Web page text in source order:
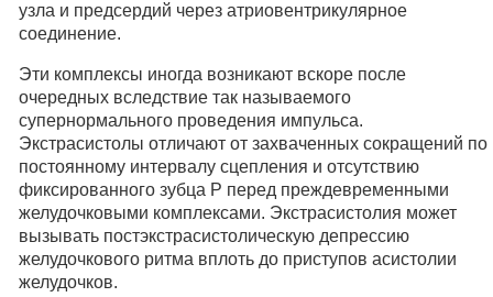
узла и предсердий через атриовентрикулярное
соединение.
Эти комплексы иногда возникают вскоре после
очередных вследствие так называемого
супернормального проведения импульса.
Экстрасистолы отличают от захваченных сокращений по
постоянному интервалу сцепления и отсутствию
фиксированного зубца Р перед преждевременными
желудочковыми комплексами. Экстрасистолия может
вызывать постэкстрасистолическую депрессию
желудочкового ритма вплоть до приступов асистолии
желудочков.